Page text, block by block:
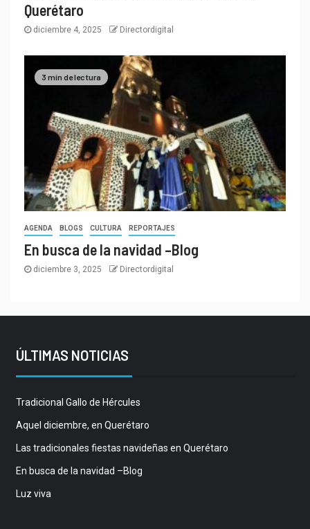
Querétaro
diciembre 4, 2025 Directordigital
3 min de lectura
AGENDA BLOGS CULTURA REPORTAJES
En busca de la navidad –Blog
diciembre 3, 2025 Directordigital
ÚLTIMAS NOTICIAS
Tradicional Gallo de Hércules
Aquel diciembre, en Querétaro
Las tradicionales fiestas navideñas en Querétaro
En busca de la navidad –Blog
Luz viva